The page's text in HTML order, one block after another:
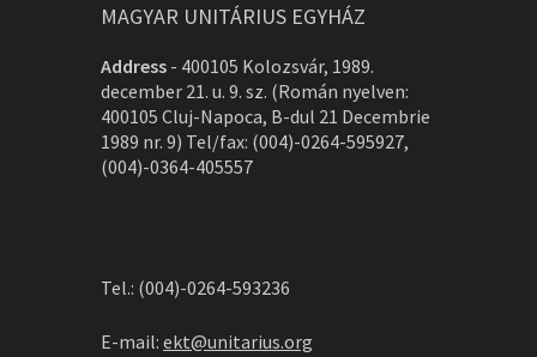
MAGYAR UNITÁRIUS EGYHÁZ
Address - 400105 Kolozsvár, 1989.
december 21. u. 9. sz. (Román nyelven:
400105 Cluj-Napoca, B-dul 21 Decembrie
1989 nr. 9) Tel/fax: (004)-0264-595927,
(004)-0364-405557
Tel.: (004)-0264-593236
E-mail: ekt@unitarius.org